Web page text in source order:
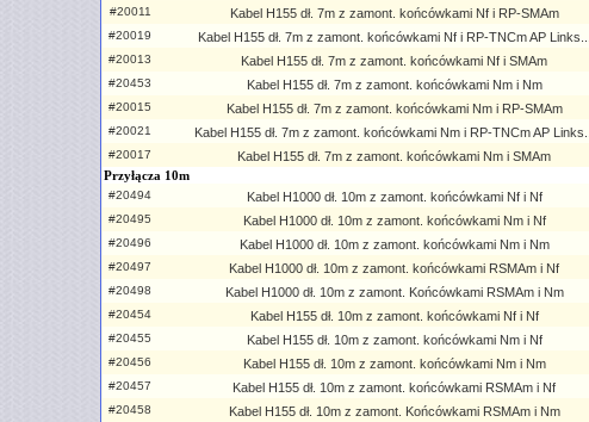
#20011 Kabel H155 dł. 7m z zamont. końcówkami Nf i RP-SMAm
#20019 Kabel H155 dł. 7m z zamont. końcówkami Nf i RP-TNCm AP Links...
#20013 Kabel H155 dł. 7m z zamont. końcówkami Nf i SMAm
#20453 Kabel H155 dł. 7m z zamont. końcówkami Nm i Nm
#20015 Kabel H155 dł. 7m z zamont. końcówkami Nm i RP-SMAm
#20021 Kabel H155 dł. 7m z zamont. końcówkami Nm i RP-TNCm AP Links...
#20017 Kabel H155 dł. 7m z zamont. końcówkami Nm i SMAm
Przyłącza 10m
#20494 Kabel H1000 dł. 10m z zamont. końcówkami Nf i Nf
#20495 Kabel H1000 dł. 10m z zamont. końcówkami Nm i Nf
#20496 Kabel H1000 dł. 10m z zamont. końcówkami Nm i Nm
#20497 Kabel H1000 dł. 10m z zamont. końcówkami RSMAm i Nf
#20498 Kabel H1000 dł. 10m z zamont. Końcówkami RSMAm i Nm
#20454 Kabel H155 dł. 10m z zamont. końcówkami Nf i Nf
#20455 Kabel H155 dł. 10m z zamont. końcówkami Nm i Nf
#20456 Kabel H155 dł. 10m z zamont. końcówkami Nm i Nm
#20457 Kabel H155 dł. 10m z zamont. końcówkami RSMAm i Nf
#20458 Kabel H155 dł. 10m z zamont. Końcówkami RSMAm i Nm